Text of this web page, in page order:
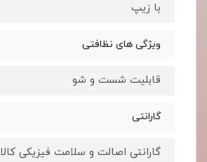
با زیپ
ویژگی های نظافتی
قابلیت شست و شو
گارانتی
گارانتی اصالت و سلامت فیزیکی کالا